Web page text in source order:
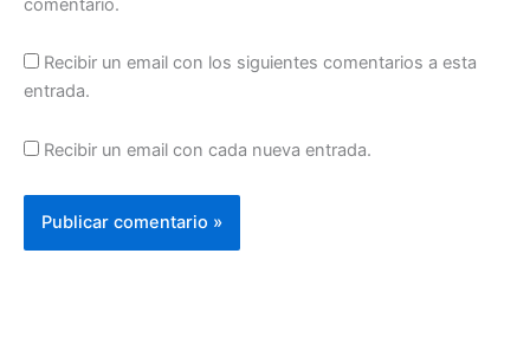
comentario.
Recibir un email con los siguientes comentarios a esta
entrada.
Recibir un email con cada nueva entrada.